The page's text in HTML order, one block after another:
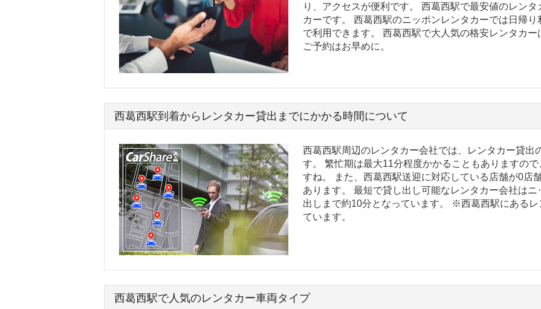
り、アクセスが便利です。 西葛西駅で最安値のレン
カーです。 西葛西駅のニッポンレンタカーでは日帰
で利用できます。 西葛西駅で大人気の格安レンタカー
ご予約はお早めに。
西葛西駅到着からレンタカー貸出までにかかる時間について
西葛西駅周辺のレンタカー会社では、レンタカー貸出
す。 繁忙期は最大11分程度かかることもありますの
すね。 また、西葛西駅送迎に対応している店舗が0店
あります。 最短で貸し出し可能なレンタカー会社は
出しまで約10分となっています。 ※西葛西駅にある
ています。
西葛西駅で人気のレンタカー車両タイプ